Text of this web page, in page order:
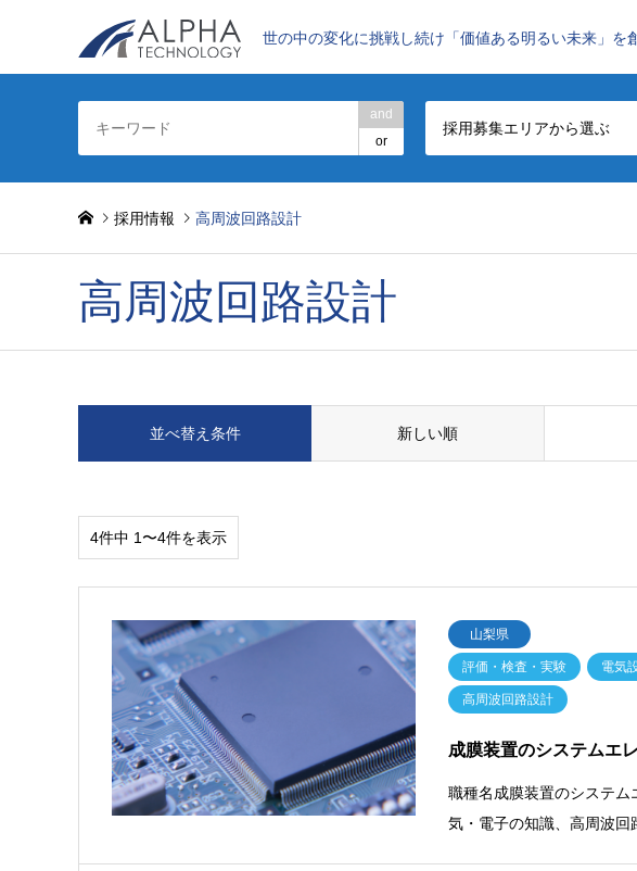
世の中の変化に挑戦し続け「価値ある明るい未来」を
and
or
採用募集エリアから選ぶ
採用情報 高周波回路設計
高周波回路設計
並べ替え条件 新しい順
4件中 1〜4件を表示
山梨県
評価・検査・実験 電気
高周波回路設計
成膜装置のシステムエ
職種名成膜装置のシステ
気・電子の知識、高周波回